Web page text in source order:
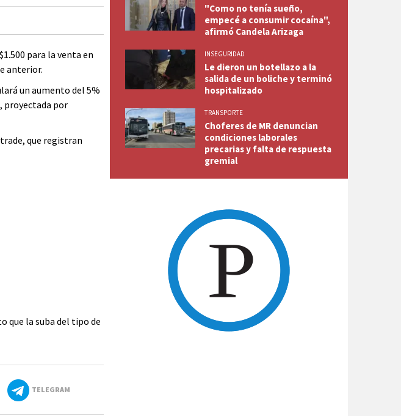
para la venta en
anterior.
un aumento del 5%
proyectada por
que registran
que la suba del tipo de
TELEGRAM
"Como no tenía sueño,
empecé a consumir cocaína",
afirmó Candela Arizaga
INSEGURIDAD
Le dieron un botellazo a la
salida de un boliche y terminó
hospitalizado
TRANSPORTE
Choferes de MR denuncian
condiciones laborales
precarias y falta de respuesta
gremial